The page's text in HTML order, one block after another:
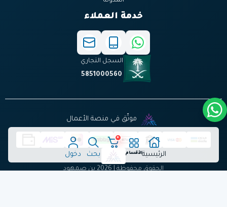
الرئيسيةالأقسام
٠
بحث دخول
خدمة العملاء
السجل التجاري
5851000560
موثّق في منصة الأعمال
الحقوق محفوظة | 2026 بن صمهود